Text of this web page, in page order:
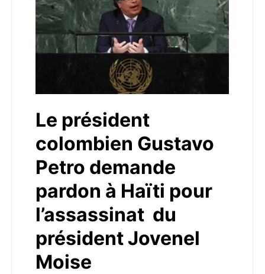
Le président
colombien Gustavo
Petro demande
pardon à Haïti pour
l’assassinat du
président Jovenel
Moise